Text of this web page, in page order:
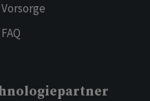
Vorsorge
FAQ